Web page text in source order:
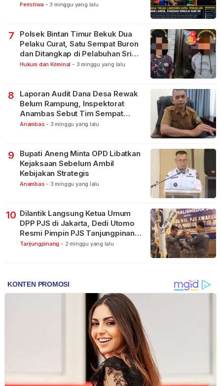
Peristiwa - 3 minggu yang lalu
7
Polsek Bintan Timur Bekuk Dua
Pelaku Curat, Satu Sempat Buron
dan Ditangkap di Pelabuhan Sri
Bintan Pura
Hukum dan Kriminal - 3 minggu yang lalu
8
Laporan Audit Dana Desa Rewak
Belum Rampung, Inspektorat
Anambas Sebut Tim Sempat
Terbagi Tangani Kasus Lain
Anambas - 3 minggu yang lalu
9
Bupati Aneng Minta OPD Libatkan
Kejaksaan Sebelum Ambil
Kebijakan Strategis
Anambas - 3 minggu yang lalu
10 Dilantik Langsung Ketua Umum
DPP PJS di Jakarta, Dedi Utomo
Resmi Pimpin PJS Tanjungpinang-
Bintan
Tanjungpinang - 2 minggu yang lalu